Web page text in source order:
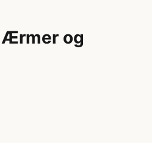
Ærmer og